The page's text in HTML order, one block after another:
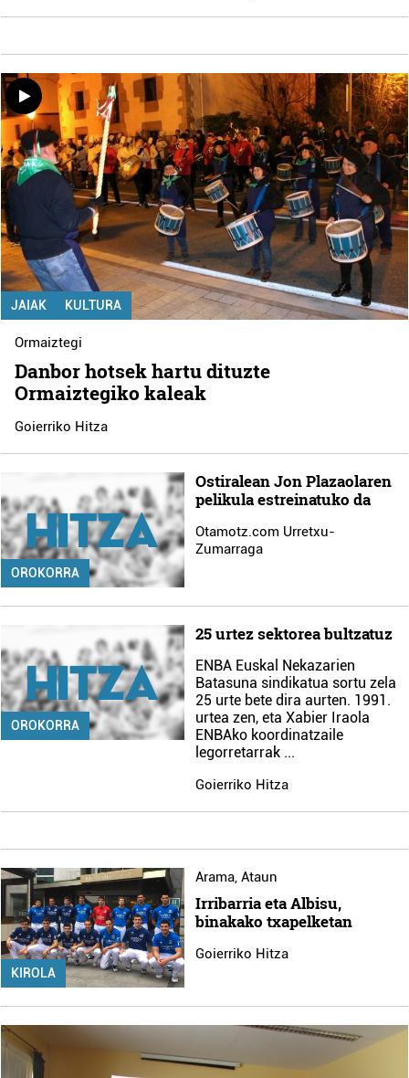
JAIAK KULTURA
Ormaiztegi
Danbor hotsek hartu dituzte
Ormaiztegiko kaleak
Goierriko Hitza
OROKORRA
Ostiralean Jon Plazaolaren
pelikula estreinatuko da
Otamotz.com Urretxu-
Zumarraga
OROKORRA
25 urtez sektorea bultzatuz
ENBA Euskal Nekazarien
Batasuna sindikatua sortu zela
25 urte bete dira aurten. 1991.
urtea zen, eta Xabier Iraola
ENBAko koordinatzaile
legorretarrak ...
Goierriko Hitza
KIROLA
Arama, Ataun
Irribarria eta Albisu,
binakako txapelketan
Goierriko Hitza